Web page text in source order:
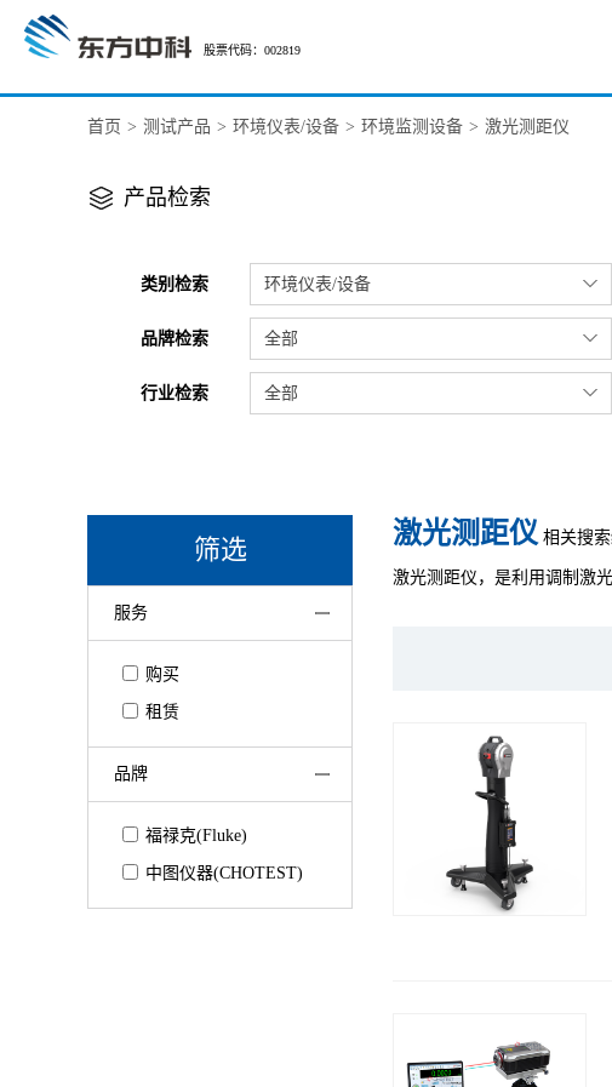
股票代码：002819
首页 > 测试产品 > 环境仪表/设备 > 环境监测设备 > 激光测距仪
产品检索
类别检索 环境仪表/设备
品牌检索 全部
行业检索 全部
筛选
服务
购买
租赁
品牌
福禄克(Fluke)
中图仪器(CHOTEST)
激光测距仪 相关搜
激光测距仪，是利用调制激